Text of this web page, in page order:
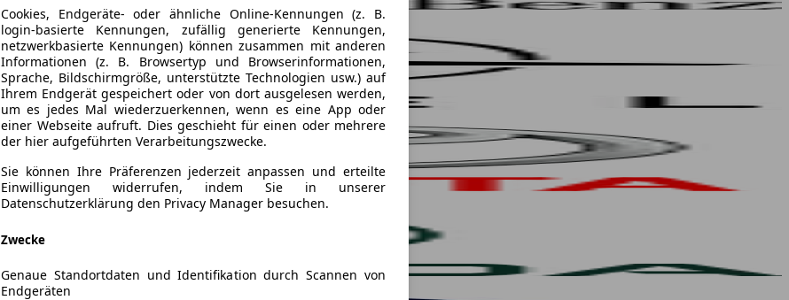
Cookies, Endgeräte- oder ähnliche Online-Kennungen (z. B.
login-basierte Kennungen, zufällig generierte Kennungen,
netzwerkbasierte Kennungen) können zusammen mit anderen
Informationen (z. B. Browsertyp und Browserinformationen,
Sprache, Bildschirmgröße, unterstützte Technologien usw.) auf
Ihrem Endgerät gespeichert oder von dort ausgelesen werden,
um es jedes Mal wiederzuerkennen, wenn es eine App oder
einer Webseite aufruft. Dies geschieht für einen oder mehrere
der hier aufgeführten Verarbeitungszwecke.
Sie können Ihre Präferenzen jederzeit anpassen und erteilte
Einwilligungen widerrufen, indem Sie in unserer
Datenschutzerklärung den Privacy Manager besuchen.
Zwecke
Genaue Standortdaten und Identifikation durch Scannen von
Endgeräten